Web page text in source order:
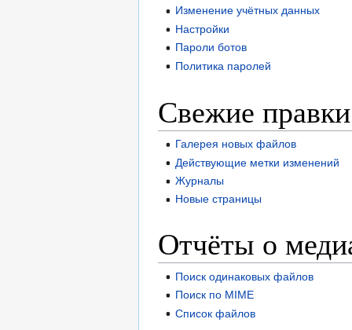
Изменение учётных данных
Настройки
Пароли ботов
Политика паролей
Свежие
Галерея новых файлов
Действующие метки изменений
Журналы
Новые страницы
Отчёты о
Поиск одинаковых файлов
Поиск по MIME
Список файлов